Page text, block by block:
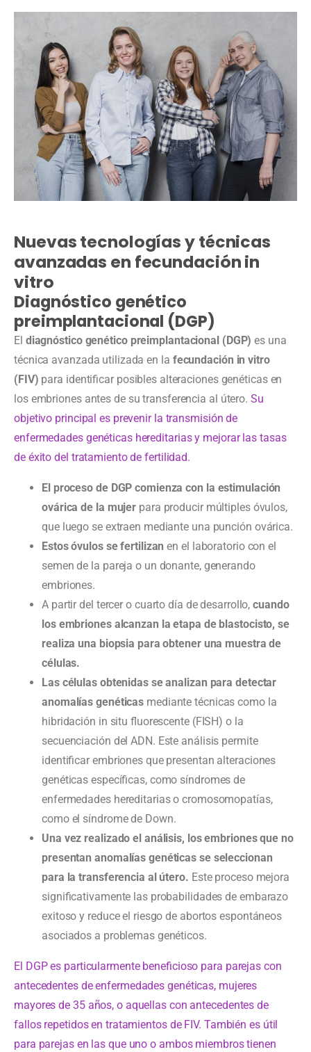
Nuevas tecnologías y técnicas
avanzadas en fecundación in
vitro
Diagnóstico genético
preimplantacional (DGP)
El diagnóstico genético preimplantacional (DGP) es una
técnica avanzada utilizada en la fecundación in vitro
(FIV) para identificar posibles alteraciones genéticas en
los embriones antes de su transferencia al útero. Su
objetivo principal es prevenir la transmisión de
enfermedades genéticas hereditarias y mejorar las tasas
de éxito del tratamiento de fertilidad.
El proceso de DGP comienza con la estimulación
ovárica de la mujer para producir múltiples óvulos,
que luego se extraen mediante una punción ovárica.
Estos óvulos se fertilizan en el laboratorio con el
semen de la pareja o un donante, generando
embriones.
A partir del tercer o cuarto día de desarrollo,cuando
los embriones alcanzan la etapa de blastocisto, se
realiza una biopsia para obtener una muestra de
células.
Las células obtenidas se analizan para detectar
anomalías genéticas mediante técnicas como la
hibridación in situ fluorescente (FISH) o la
secuenciación del ADN. Este análisis permite
identificar embriones que presentan alteraciones
genéticas específicas, como síndromes de
enfermedades hereditarias o cromosomopatías,
como el síndrome de Down.
Una vez realizado el análisis, los embriones que no
presentan anomalías genéticas se seleccionan
para la transferencia al útero. Este proceso mejora
significativamente las probabilidades de embarazo
exitoso y reduce el riesgo de abortos espontáneos
asociados a problemas genéticos.
El DGP es particularmente beneficioso para parejas con
antecedentes de enfermedades genéticas, mujeres
mayores de 35 años, o aquellas con antecedentes de
fallos repetidos en tratamientos de FIV. También es útil
para parejas en las que uno o ambos miembros tienen